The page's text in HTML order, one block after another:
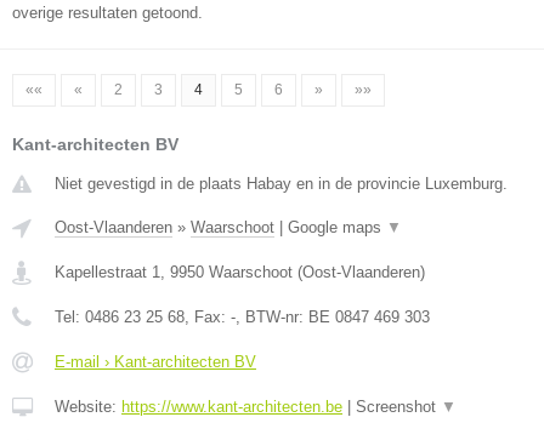
overige resultaten getoond.
«« « 2 3 4 5 6 » »»
Kant-architecten BV
Niet gevestigd in de plaats Habay en in de provincie Luxemburg.
Oost-Vlaanderen » Waarschoot Google maps ▼
Kapellestraat 1, 9950 Waarschoot (Oost-Vlaanderen)
Tel: 0486 23 25 68, Fax: -, BTW-nr: BE 0847 469 303
E-mail › Kant-architecten BV
Website: https://www.kant-architecten.be Screenshot ▼